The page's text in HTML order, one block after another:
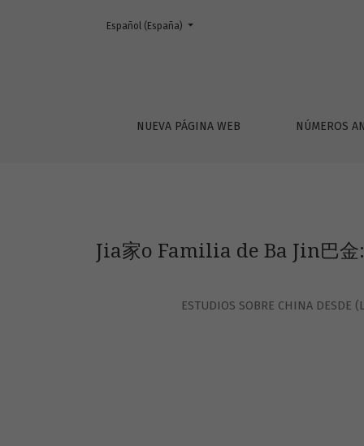
Jia家o Familia de Ba Jin巴金: una ventana
NUEVA PÁGINA WEB NÚMEROS
Cambiar el idioma. El actual es:
Español (España)
Jia家o Familia de Ba Jin巴
ESTUDIOS SOBRE CHINA DESDE